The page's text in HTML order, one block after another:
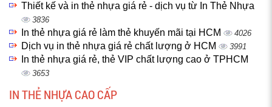
Thiết kế và in thẻ nhựa giá rẻ - dịch vụ từ In Thẻ Nhựa
3836
In thẻ nhựa giá rẻ làm thẻ khuyến mãi tại HCM 4026
Dịch vụ in thẻ nhựa giá rẻ chất lượng ở HCM 3991
In thẻ nhựa giá rẻ, thẻ VIP chất lượng cao ở TPHCM
3653
IN THẺ NHỰA CAO CẤP